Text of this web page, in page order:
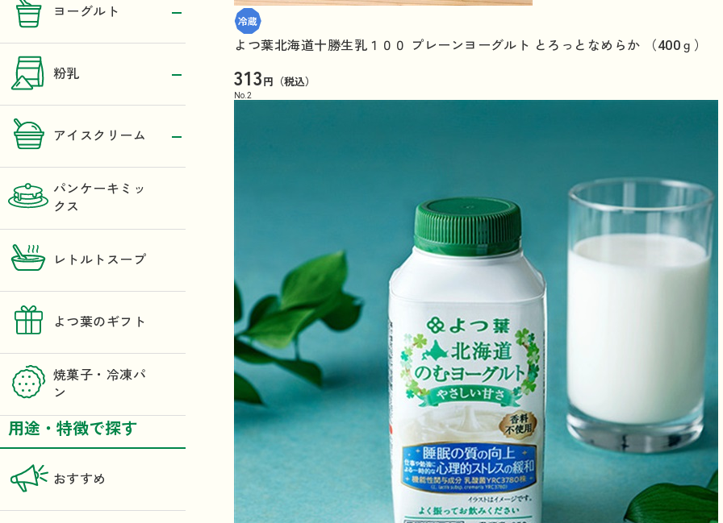
ヨーグルト
粉乳
アイスクリーム
パンケーキミッ
クス
レトルトスープ
よつ葉のギフト
焼菓子・冷凍パ
ン
用途・特徴で探す
おすすめ
よつ葉北海道十勝生乳１００ プレーンヨーグルト とろっとなめらか （400ｇ）
313円（税込）
No.2